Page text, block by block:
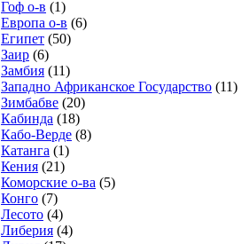
Гоф о-в (1)
Европа о-в (6)
Египет (50)
Заир (6)
Замбия (11)
Западно Африканское Государство (11)
Зимбабве (20)
Кабинда (18)
Кабо-Верде (8)
Катанга (1)
Кения (21)
Коморcкие о-ва (5)
Конго (7)
Лесото (4)
Либерия (4)